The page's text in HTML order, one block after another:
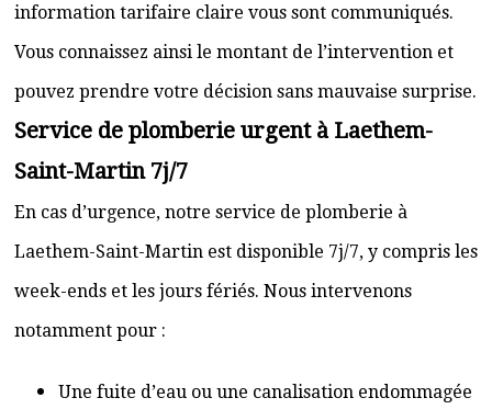
information tarifaire claire vous sont communiqués.
Vous connaissez ainsi le montant de l’intervention et
pouvez prendre votre décision sans mauvaise surprise.
Service de plomberie urgent à Laethem-
Saint-Martin 7j/7
En cas d’urgence, notre service de plomberie à
Laethem-Saint-Martin est disponible 7j/7, y compris les
week-ends et les jours fériés. Nous intervenons
notamment pour :
Une fuite d’eau ou une canalisation endommagée